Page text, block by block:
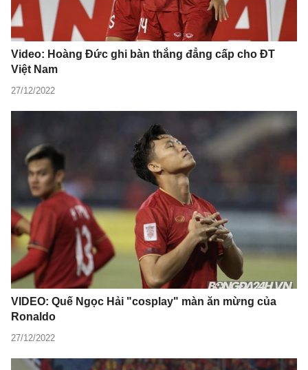
Video: Hoàng Đức ghi bàn thắng đẳng cấp cho ĐT
Việt Nam
27/12/2022
VIDEO: Quế Ngọc Hải "cosplay" màn ăn mừng của
Ronaldo
27/12/2022